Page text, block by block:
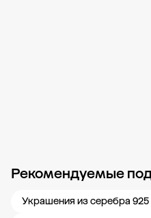
Рекомендуемые
Украшения из серебра
Новости компании Журнал